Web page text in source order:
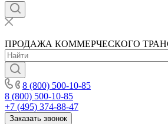
ПРОДАЖА КОММЕРЧЕСКОГО
8 (800) 500-10-85
8 (800) 500-10-85
+7 (495) 374-88-47
Заказать звонок